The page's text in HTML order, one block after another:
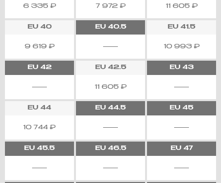
6 335 ₽ 7 972 ₽ 11 605 ₽
EU40
9 619 ₽
EU40.5 EU 41.5
10 993 ₽
EU42 EU42.5
11 605 ₽
EU43
EU 44
10 744 ₽
EU 44.5 EU 45
EU 45.5 EU46.5 EU47